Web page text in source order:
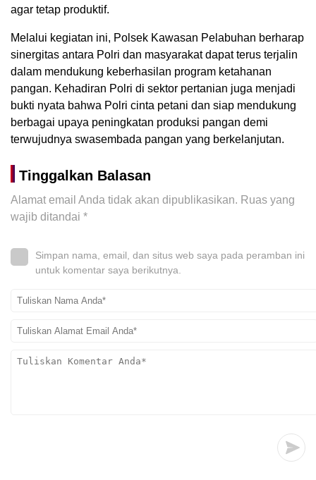
agar tetap produktif.
Melalui kegiatan ini, Polsek Kawasan Pelabuhan berharap
sinergitas antara Polri dan masyarakat dapat terus terjalin
dalam mendukung keberhasilan program ketahanan
pangan. Kehadiran Polri di sektor pertanian juga menjadi
bukti nyata bahwa Polri cinta petani dan siap mendukung
berbagai upaya peningkatan produksi pangan demi
terwujudnya swasembada pangan yang berkelanjutan.
Tinggalkan Balasan
Alamat email Anda tidak akan dipublikasikan. Ruas yang
wajib ditandai *
Simpan nama, email, dan situs web saya pada peramban ini
untuk komentar saya berikutnya.